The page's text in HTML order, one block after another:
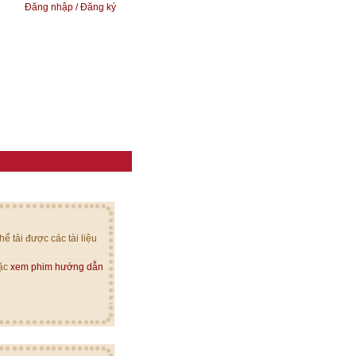
Đăng nhập / Đăng ký
tải được các tài liệu
xem phim hướng dẫn